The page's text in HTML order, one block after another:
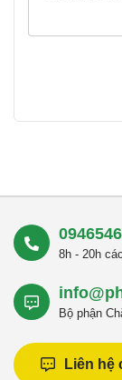
8h - 20h
Bộ phận
Liên hệ